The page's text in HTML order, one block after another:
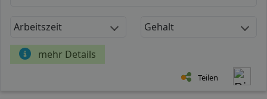
Arbeitszeit Gehalt
mehr Details
Teilen